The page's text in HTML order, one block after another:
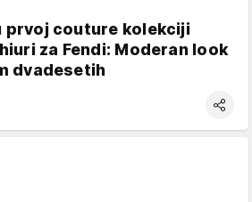
prvoj couture kolekciji
za Fendi: Moderan look
dvadesetih